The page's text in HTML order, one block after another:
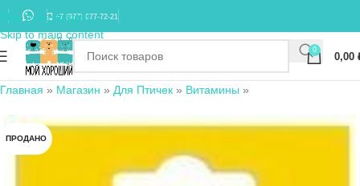
Skip to navigation
Skip to main content
+7 (977) 677-72-21
0
0,00
Главная » Магазин » Для Птичек » Витамины »
ПРОДАНО